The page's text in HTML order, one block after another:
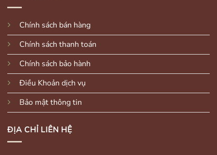
Chính sách bán hàng
Chính sách thanh toán
Chính sách bảo hành
Điều Khoản dịch vụ
Bảo mật thông tin
ĐỊA CHỈ LIÊN HỆ